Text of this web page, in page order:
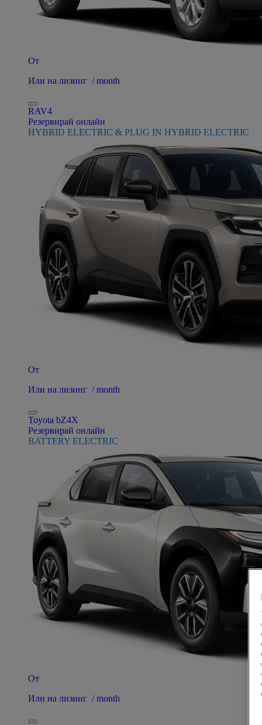
От
Или на лизинг / month
RAV4
Резервирай онлайн
HYBRID ELECTRIC & PLUG IN HYBRID ELECTRIC
От
Или на лизинг / month
Toyota bZ4X
Резервирай онлайн
BATTERY ELECTRIC
От
Или на лизинг / month